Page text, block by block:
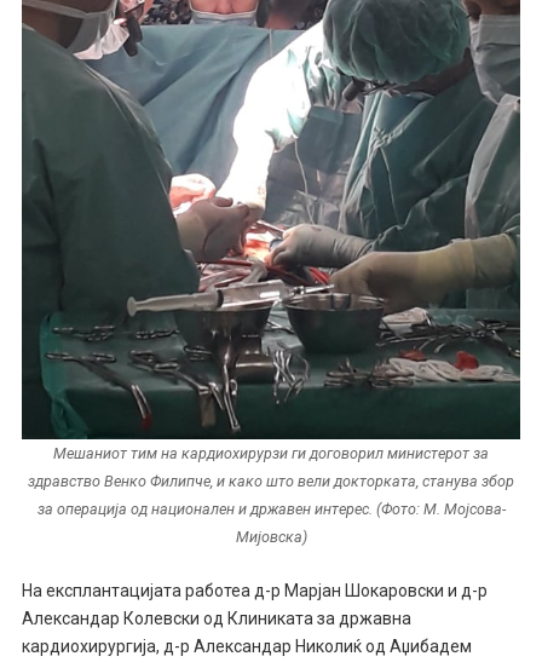
Мешаниот тим на кардиохирурзи ги договорил министерот за
здравство Венко Филипче, и како што вели докторката, станува збор
за операција од национален и државен интерес. (Фото: М. Мојсова-
Мијовска)
На експлантацијата работеа д-р Марјан Шокаровски и д-р
Александар Колевски од Клиниката за државна
кардиохирургија, д-р Александар Николиќ од Аџибадем